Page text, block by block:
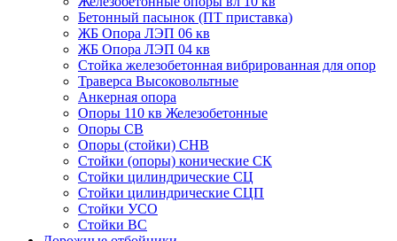
Бетонный пасынок (ПТ приставка)
ЖБ Опора ЛЭП 06 кв
ЖБ Опора ЛЭП 04 кв
Стойка железобетонная вибрированная для опор
Траверса Высоковольтные
Анкерная опора
Опоры 110 кв Железобетонные
Опоры СВ
Опоры (стойки) СНВ
Стойки (опоры) конические СК
Стойки цилиндрические СЦ
Стойки цилиндрические СЦП
Стойки УСО
Стойки ВС